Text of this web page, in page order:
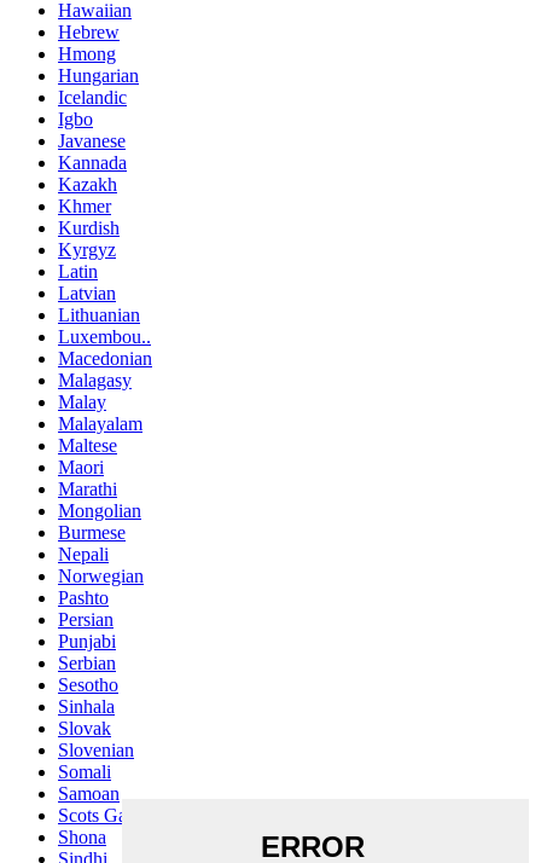
Hawaiian
Hebrew
Hmong
Hungarian
Icelandic
Igbo
Javanese
Kannada
Kazakh
Khmer
Kurdish
Kyrgyz
Latin
Latvian
Lithuanian
Luxembou..
Macedonian
Malagasy
Malay
Malayalam
Maltese
Maori
Marathi
Mongolian
Burmese
Nepali
Norwegian
Pashto
Persian
Punjabi
Serbian
Sesotho
Sinhala
Slovak
Slovenian
Somali
Samoan
Scots Gaelic
Shona